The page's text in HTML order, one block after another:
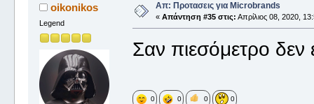
oikonikos
Legend
Απ: Προτασεις για Microbrands
« Απάντηση #35 στις: Απρίλιος 08, 2020,
Σαν πιεσόμετρο δεν
0 0 0 0